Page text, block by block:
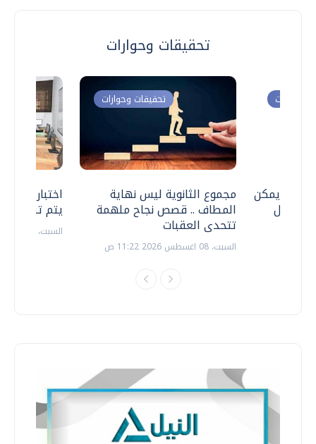
تحقيقات وحوارات
اختبارات
يتم
السبت، 18 يوليو 2026 09:22 ص
تحقيقات وحوارات
مجموع الثانوية ليس نهاية
المطاف .. قصص نجاح ملهمة
تتحدى العقبات
السبت، 08 اغسطس 2026 11:22 ص
وحوارات
.. هل يمكن
نتعامل